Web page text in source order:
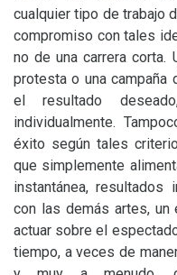
cualquier tipo de trabajo
compromiso con tales
no de una carrera corta.
protesta o una campaña
el resultado
individualmente.
éxito según tales
que simplemente
instantánea, resultados
con las demás artes, un
actuar sobre el
tiempo, a veces de